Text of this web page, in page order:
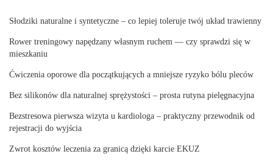
Słodziki naturalne i syntetyczne – co lepiej toleruje twój układ trawienny
Rower treningowy napędzany własnym ruchem — czy sprawdzi się w
mieszkaniu
Ćwiczenia oporowe dla początkujących a mniejsze ryzyko bólu pleców
Bez silikonów dla naturalnej sprężystości – prosta rutyna pielęgnacyjna
Bezstresowa pierwsza wizyta u kardiologa – praktyczny przewodnik od
rejestracji do wyjścia
Zwrot kosztów leczenia za granicą dzięki karcie EKUZ